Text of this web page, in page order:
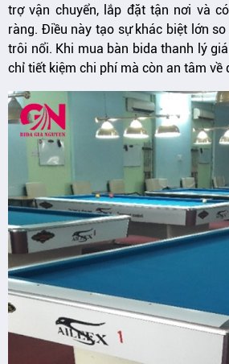
trợ vận chuyển, lắp đặt tận nơi và
ràng. Điều này tạo sự khác biệt lớn
trôi nổi. Khi mua bàn bida thanh lý
chỉ tiết kiệm chi phí mà còn an tâm về